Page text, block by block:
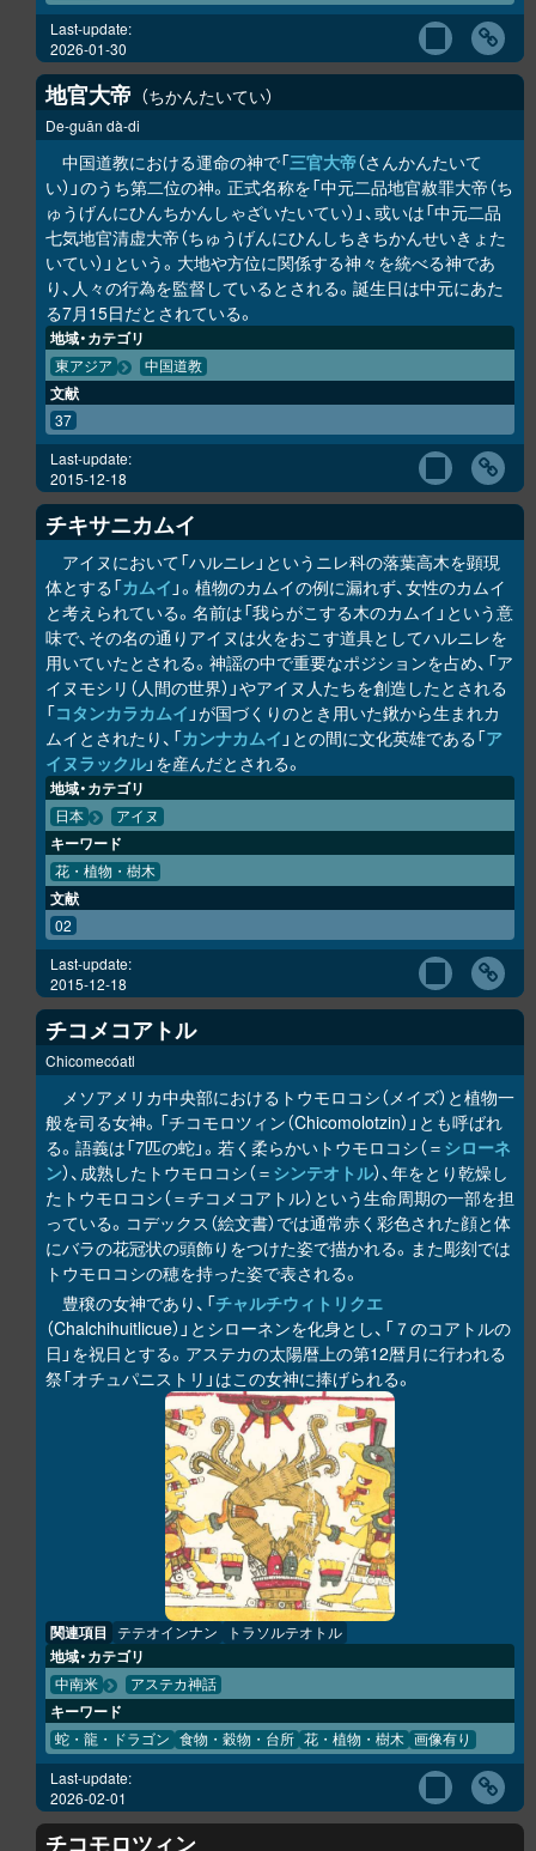
Last-update:
2026-01-30
地官大帝 ちかんたいてい
De-guān dà-di
中国道教における運命の神で「三官大帝（さんかんたいて
い）」のうち第二位の神。正式名称を「中元二品地官赦罪大帝（ち
ゅうげんにひんちかんしゃざいたいてい）」、或いは「中元二品
七気地官清虚大帝（ちゅうげんにひんしちきちかんせいきょた
いてい）」という。大地や方位に関係する神々を統べる神であ
り、人々の行為を監督しているとされる。誕生日は中元にあた
る7月15日だとされている。
地域・カテゴリ
東アジア 中国道教
文献
37
Last-update:
2015-12-18
チキサニカムイ
アイヌにおいて「ハルニレ」というニレ科の落葉高木を顕現
体とする「カムイ 」。植物のカムイの例に漏れず、女性のカムイ
と考えられている。名前は「我らがこする木のカムイ」という意
味で、その名の通りアイヌは火をおこす道具としてハルニレを
用いていたとされる。神謡の中で重要なポジションを占め、「ア
イヌモシ リ （人間の世界）」やアイヌ人たちを創造したとされる
「コタンカラ カムイ 」が国づくりのとき用いた鍬から生まれカ
ムイとされたり、「カンナカムイ 」との間に文化英雄である「ア
イヌラックル」を産んだとされる。
地域・カテゴリ
日本 アイヌ
キーワード
花・植物・樹木
文献
02
Last-update:
2015-12-18
チコメコアトル
Chicomecóatl
メソアメリカ中央部におけるトウモロコシ（メイズ）と植物一
般を司る女神。「チコモロツィン（Chicomolotzin）」とも呼ばれ
る。語義は「7匹の蛇」。若く柔らかいトウモロコシ（＝ シローネ
ン）、成熟したトウモロコシ（＝ シンテオトル）、年をとり乾燥し
たトウモロコシ（＝チコメコアトル）という生命周期の一部を担
っている。コデックス（絵文書）では通常赤く彩色された顔と体
にバラの花冠状の頭飾りをつけた姿で描かれる。また彫刻では
トウモロコシの穂を持った姿で表される。
豊穣の女神であり、「チャルチウィトリクエ
（Chalchihuitlicue）」とシローネンを化身とし、「７のコアトルの
日」を祝日とする。アステカの太陽暦上の第12暦月に行われる
祭「オチュパニストリ」はこの女神に捧げられる。
関連項目 テテオインナン トラソルテオトル
地域・カテゴリ
中南米 アステカ神話
キーワード
蛇・龍・ドラゴン 食物・穀物・台所 花・植物・樹木 画像有り
Last-update:
2026-02-01
チコモロツィン